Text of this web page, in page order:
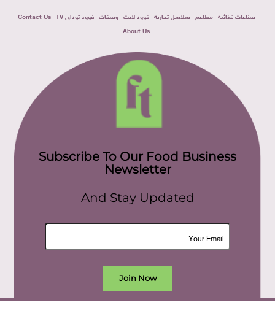
صناعات غذائية مطاعم سلاسل تجارية فوود لايت وصفات فوود توداى TV
Contact Us
About Us
Subscribe To Our Food Business
Newsletter
And Stay Updated
Join Now